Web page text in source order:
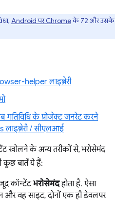
Android पर Chromeके 72 और उसके
helper लाइब्रेरी
गतिविधि के प्रोजेक्ट जनरेट करने
/ सीएलआई
खोलने के अन्य तरीकों से, भरोसेमंद
कुछ बातें ये हैं:
कॉन्टेंटभरोसेमंदहोता है. ऐसा
और वह साइट, दोनों एक ही डेवलपर